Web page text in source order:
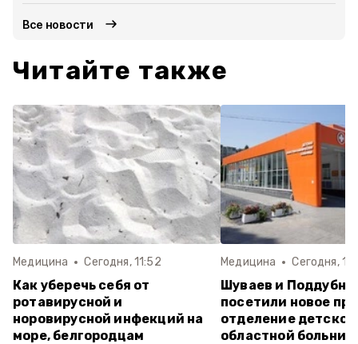
Все новости
Читайте также
Медицина Сегодня, 11:52
Как уберечь себя от
ротавирусной и
норовирусной инфекций на
море, белгородцам
Медицина Сегодня,
Шуваев и
посетили новое
отделение детской
областной